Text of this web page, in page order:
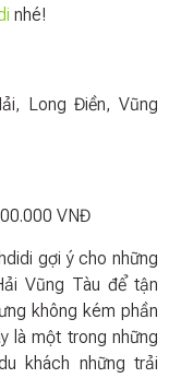
nhé!
Long Điền, Vũng
VNĐ
gợi ý cho những
Vũng Tàu để tận
không kém phần
là một trong những
khách những trải